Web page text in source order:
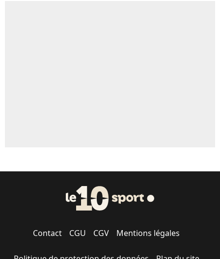
Contact CGU CGV Mentions légales